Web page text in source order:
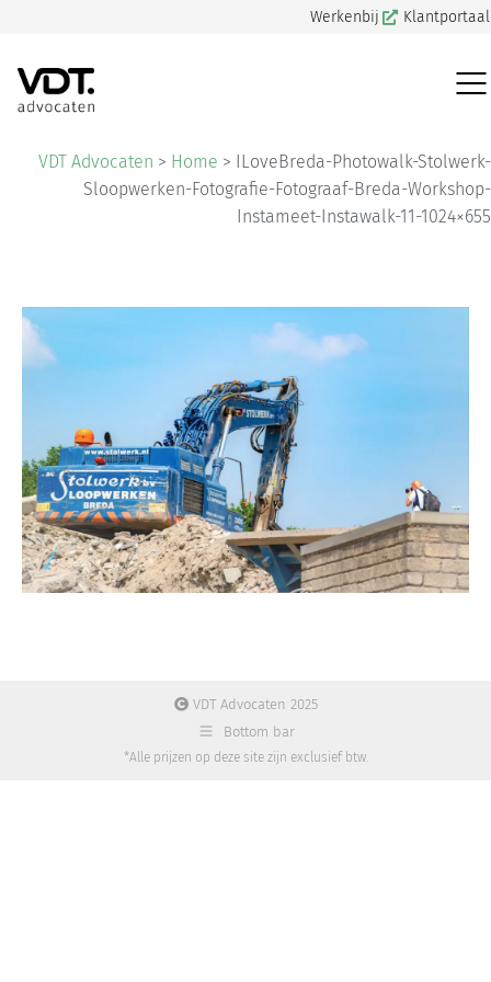
Werkenbij Klantportaal
VDT Advocaten > Home >
ILoveBreda-Photowalk-Stolwerk-
Sloopwerken-Fotografie-Fotograaf-Breda-Workshop-
Instameet-Instawalk-11-1024×655
VDT Advocaten 2025
Bottom bar
*Alle prijzen op deze site zijn exclusief btw.